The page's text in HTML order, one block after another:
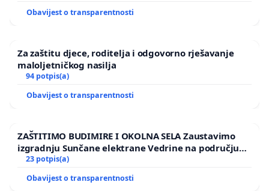
Obavijest o transparentnosti
Za zaštitu djece, roditelja i odgovorno rješavanje
maloljetničkog nasilja
94 potpis(a)
Obavijest o transparentnosti
ZAŠTITIMO BUDIMIRE I OKOLNA SELA Zaustavimo
izgradnju Sunčane elektrane Vedrine na području
Ugljana
23 potpis(a)
Obavijest o transparentnosti